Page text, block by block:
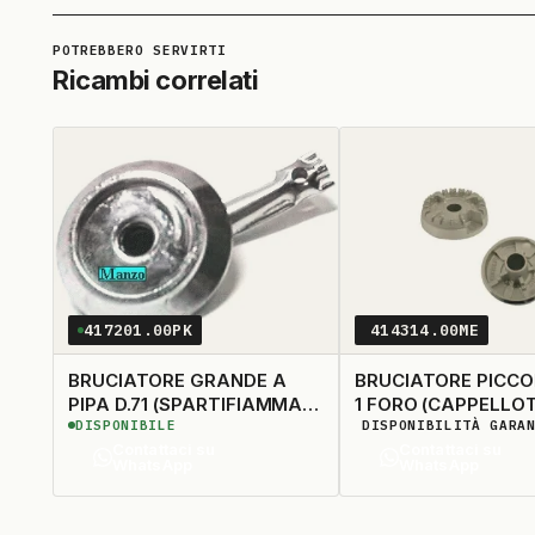
Ricambi correlati
417201.00PK
BRUCIATORE GRANDE A
PIPA D.71 (SPARTIFIAMMA
406403)
DISPONIBILE
414314.00ME
BRUCIATORE
1 FORO
400613)
DISPONIBILITÀ